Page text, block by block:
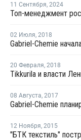
11 Сентября, 2024
02 Июля, 2018
20 Февраля, 2018
08 Августа, 2017
12 Ноября, 2015